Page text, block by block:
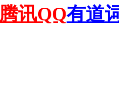
腾讯QQ有道